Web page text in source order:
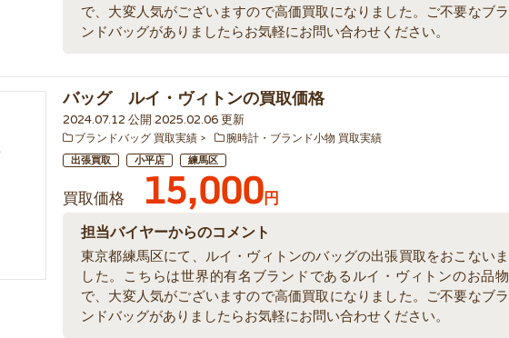
で、大変人気がございますので高価買取になりました。ご不要なブラ
ンドバッグがありましたらお気軽にお問い合わせください。
バッグ ルイ・ヴィトンの買取価格
2024.07.12 公開 2025.02.06 更新
ブランドバッグ 買取実績 腕時計・ブランド小物 買取実績
出張買取 小平店 練馬区
買取価格 15,000円
担当バイヤーからのコメント
東京都練馬区にて、ルイ・ヴィトンのバッグの出張買取をおこないま
した。こちらは世界的有名ブランドであるルイ・ヴィトンのお品物
で、大変人気がございますので高価買取になりました。ご不要なブラ
ンドバッグがありましたらお気軽にお問い合わせください。